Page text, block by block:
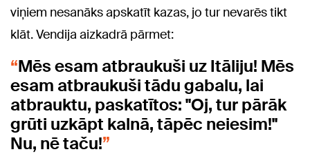
viņiem nesanāks apskatīt kazas, jo tur nevarēs tikt
klāt. Vendija aizkadrā pārmet:
Mēs esam atbraukuši uz Itāliju! Mēs
esam atbraukuši tādu gabalu, lai
atbrauktu, paskatītos: "Oj, tur pārāk
grūti uzkāpt kalnā, tāpēc neiesim!"
Nu, nē taču!